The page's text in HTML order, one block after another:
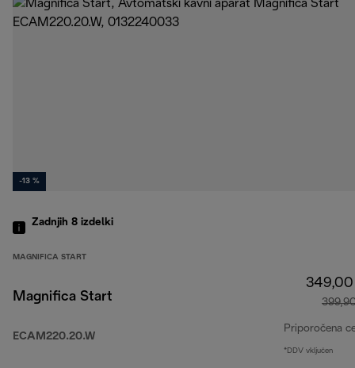
-13 %
Zadnjih 8 izdelki
MAGNIFICA START
Magnifica Start
ECAM220.20.W
Priporočena
*DDV vključen